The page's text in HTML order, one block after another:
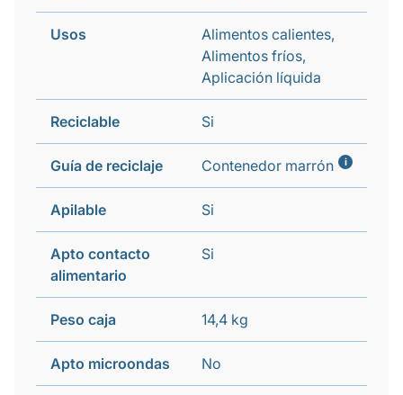
Usos
Alimentos calientes,
Alimentos fríos,
Aplicación líquida
Reciclable Si
Guía de reciclaje Contenedor marrón i
Apilable Si
Apto contacto
alimentario
Si
Peso caja 14,4 kg
Apto microondas No